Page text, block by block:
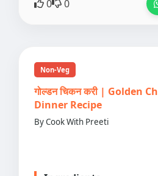
0 0
Non-Veg
गोल्डन चिकन करी | Golden
Dinner Recipe
By Cook With Preeti